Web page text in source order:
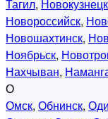
Тагил, Новокузнецк
Новороссийск,
Новошахтинск,
Ноябрьск,
Нахчыван,
О
Омск, Обнинск,